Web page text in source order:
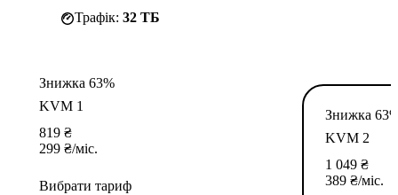
Трафік: 32 TБ
Знижка 63%
KVM 1
819 ₴
299 ₴/міс.
Вибрати тариф
Знижка
KVM 2
1 049 ₴
389 ₴/міс.